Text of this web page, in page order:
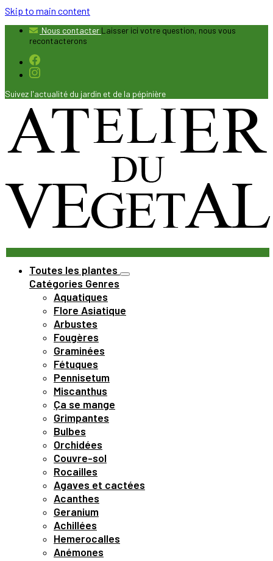
Skip to main content
Nous contacter Laisser ici votre question, nous vous
recontacterons
Suivez l'actualité du jardin et de la pépinière
Toutes les plantes
Catégories Genres
Aquatiques
Flore Asiatique
Arbustes
Fougères
Graminées
Fétuques
Pennisetum
Miscanthus
Ça se mange
Grimpantes
Bulbes
Orchidées
Couvre-sol
Rocailles
Agaves et cactées
Acanthes
Geranium
Achillées
Hemerocalles
Anémones